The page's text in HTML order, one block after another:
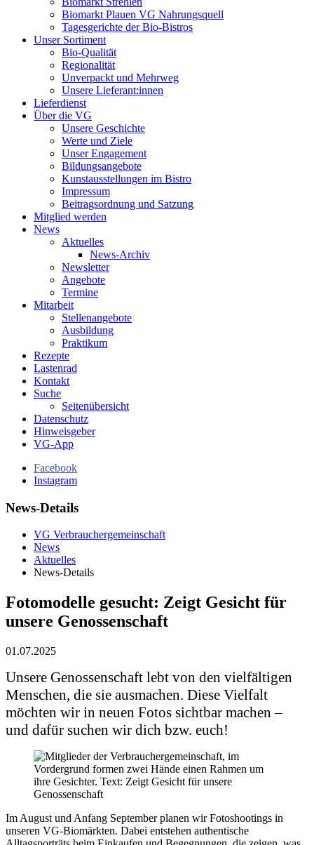
Biomarkt Plauen VG Nahrungsquell
Tagesgerichte der Bio-Bistros
Unser Sortiment
Bio-Qualität
Regionalität
Unverpackt und Mehrweg
Unsere Lieferant:innen
Lieferdienst
Über die VG
Unsere Geschichte
Werte und Ziele
Unser Engagement
Bildungsangebote
Kunstausstellungen im Bistro
Impressum
Beitragsordnung und Satzung
Mitglied werden
News
Aktuelles
News-Archiv
Newsletter
Angebote
Termine
Mitarbeit
Stellenangebote
Ausbildung
Praktikum
Rezepte
Lastenrad
Kontakt
Suche
Seitenübersicht
Datenschutz
Hinweisgeber
VG-App
Facebook
Instagram
News-Details
VG Verbrauchergemeinschaft
News
Aktuelles
News-Details
Fotomodelle gesucht: Zeigt Gesicht für
unsere Genossenschaft
01.07.2025
Unsere Genossenschaft lebt von den vielfältigen
Menschen, die sie ausmachen. Diese Vielfalt
möchten wir in neuen Fotos sichtbar machen –
und dafür suchen wir dich bzw. euch!
Im August und Anfang September planen wir Fotoshootings in
unseren VG-Biomärkten. Dabei entstehen authentische